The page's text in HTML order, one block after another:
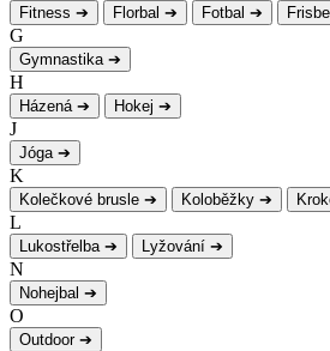
Fitness ➔ Florbal ➔ Fotbal ➔
G
Gymnastika ➔
H
Házená ➔ Hokej ➔
J
Jóga ➔
K
Kolečkové brusle ➔ Koloběžky ➔
L
Lukostřelba ➔ Lyžování ➔
N
Nohejbal ➔
O
Outdoor ➔